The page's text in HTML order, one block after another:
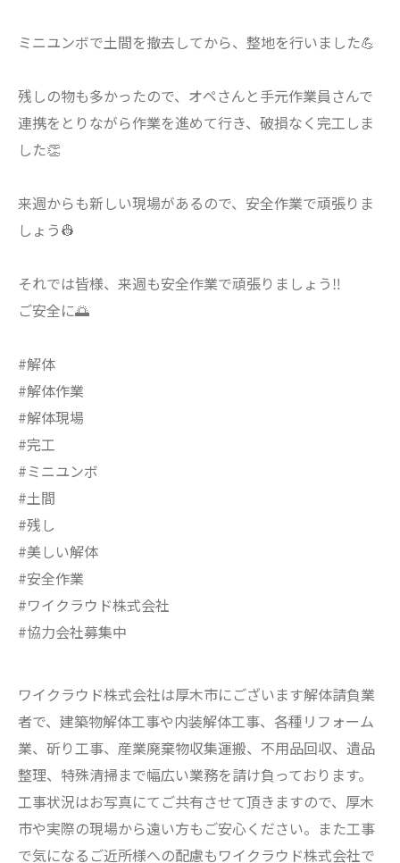
ミニユンボで土間を撤去してから、整地を行いました💪
残しの物も多かったので、オペさんと手元作業員さんで
連携をとりながら作業を進めて行き、破損なく完工しま
した👏
来週からも新しい現場があるので、安全作業で頑張りま
しょう👷
それでは皆様、来週も安全作業で頑張りましょう‼️
ご安全に🌅
#解体
#解体作業
#解体現場
#完工
#ミニユンボ
#土間
#残し
#美しい解体
#安全作業
#ワイクラウド株式会社
#協力会社募集中
ワイクラウド株式会社は厚木市にございます解体請負業
者で、建築物解体工事や内装解体工事、各種リフォーム
業、斫り工事、産業廃棄物収集運搬、不用品回収、遺品
整理、特殊清掃まで幅広い業務を請け負っております。
工事状況はお写真にてご共有させて頂きますので、厚木
市や実際の現場から遠い方もご安心ください。また工事
で気になるご近所様への配慮もワイクラウド株式会社で